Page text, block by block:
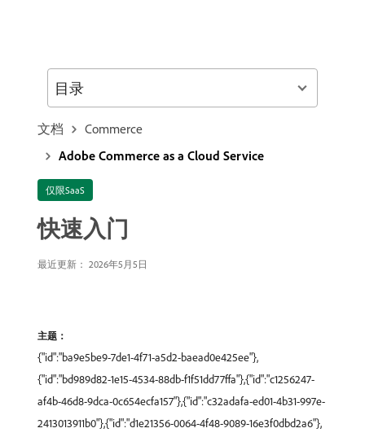
文档
Commerce
Adobe Commerce as a Cloud Service
仅限SaaS
快速入门
最近更新： 2026年5月5日
主题：
{"id":"ba9e5be9-7de1-4f71-a5d2-baead0e425ee"},
{"id":"bd989d82-1e15-4534-88db-f1f51dd77ffa"},{"id":"c1256247-
af4b-46d8-9dca-0c654ecfa157"},{"id":"c32adafa-ed01-4b31-997e-
2413013911b0"},{"id":"d1e21356-0064-4f48-9089-16e3f0dbd2a6"},
目录